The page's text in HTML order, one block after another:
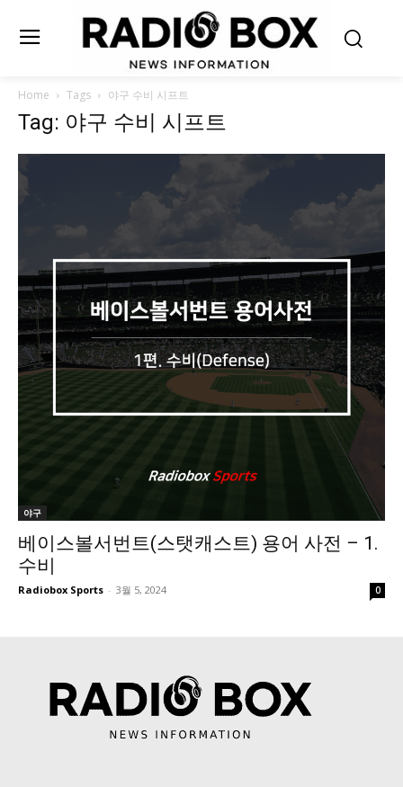
Home Tags 야구 수비 시프트
Tag: 야구 수비 시프트
야구
베이스볼서번트(스탯캐스트) 용어 사전 – 1.
수비
Radiobox Sports - 3월 5, 2024 0